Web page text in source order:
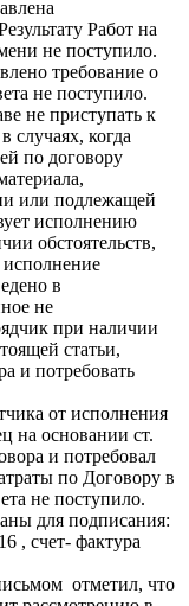
Работ на
не поступило.
требование о
не поступило.
не приступать к
случаях, когда
по договору
или подлежащей
исполнению
обстоятельств,
в
не
при наличии
статьи,
и потребовать
от исполнения
на основании ст.
и потребовал
по Договору в
не поступило.
для подписания:
, счет- фактура
отметил, что